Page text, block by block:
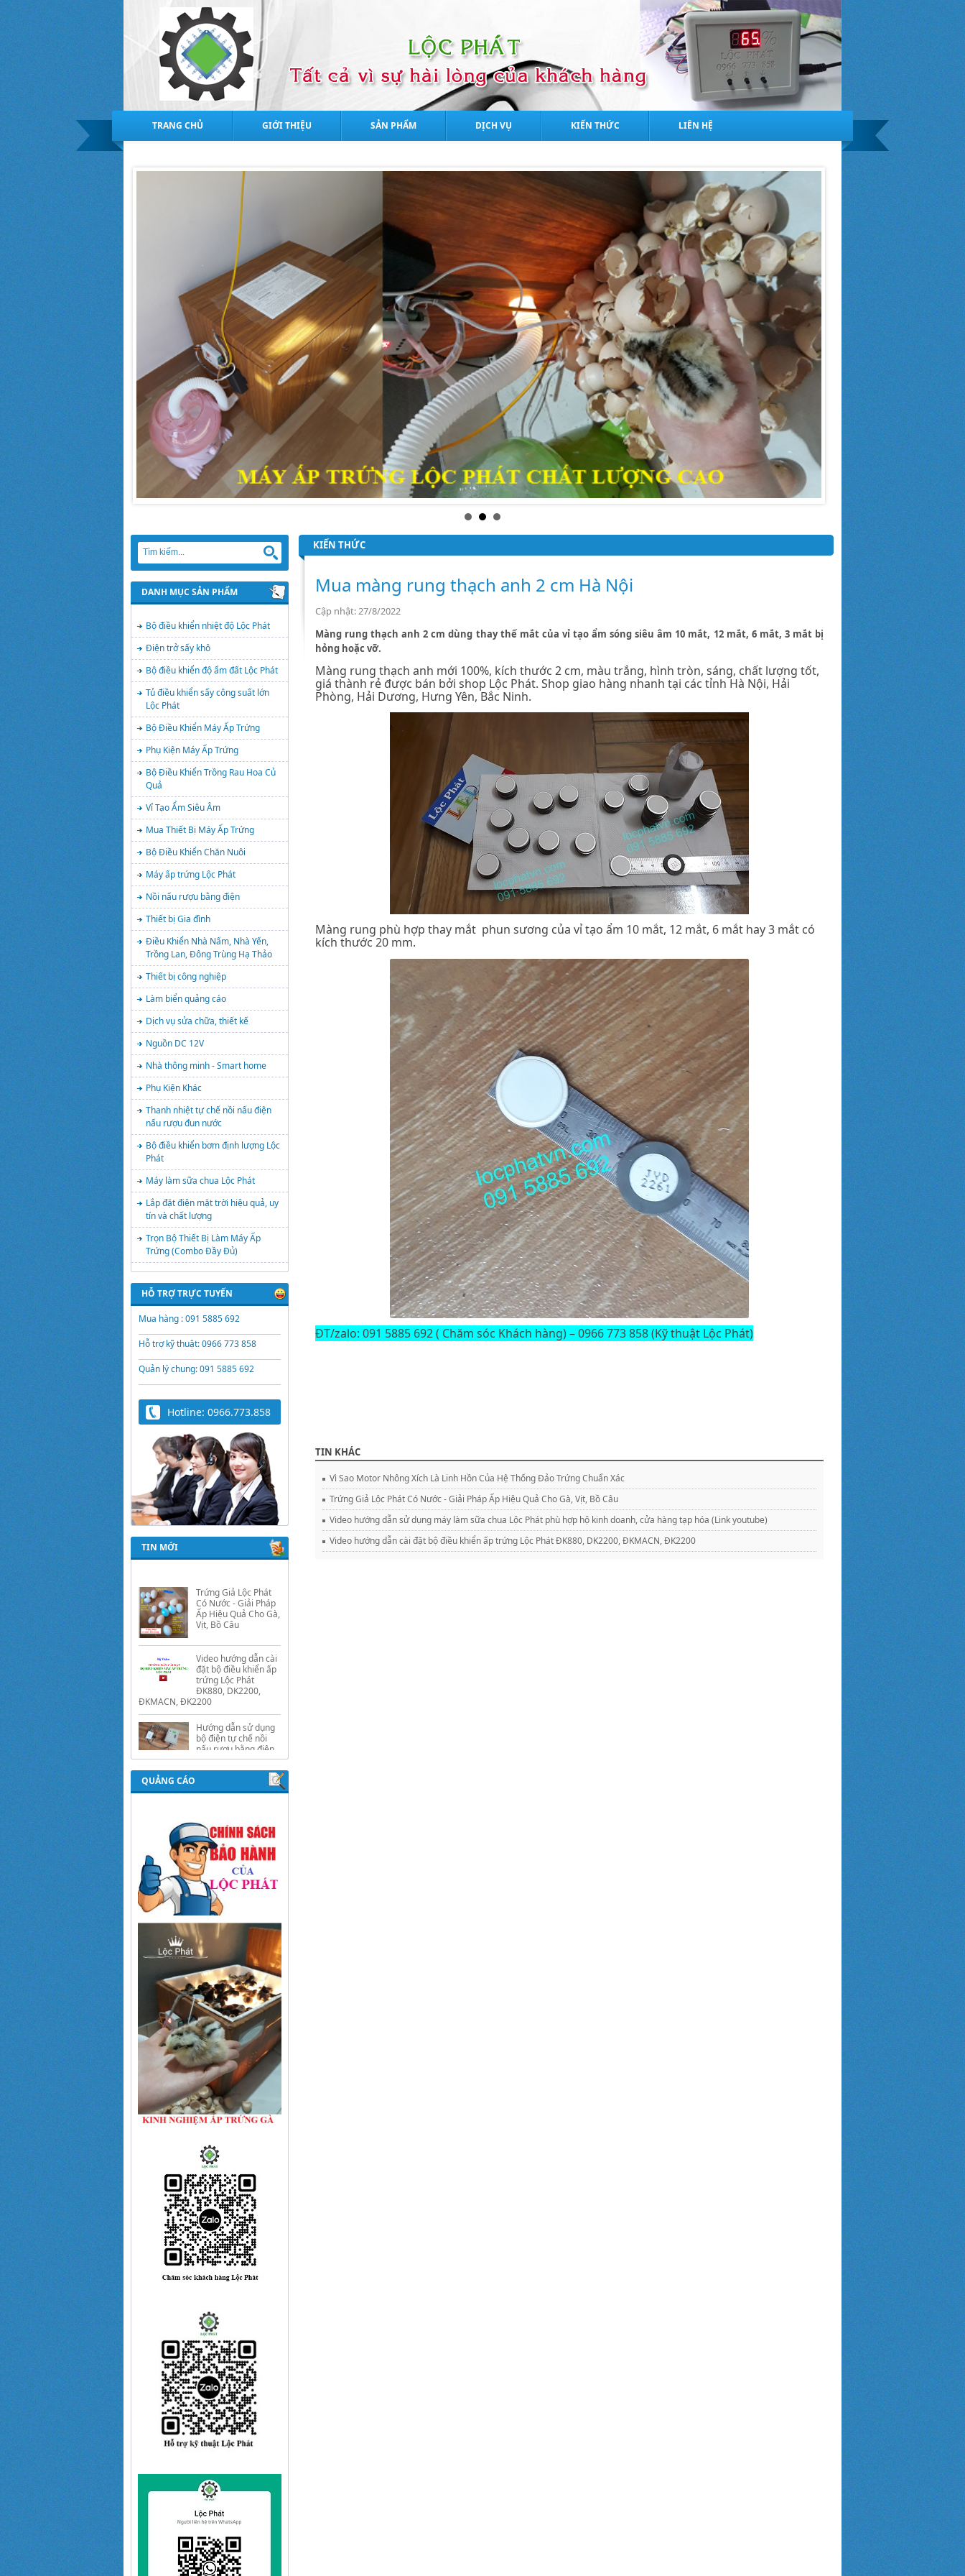
TRANG CHỦ GIỚI THIỆU SẢN PHẨM DỊCH VỤ KIẾN THỨC LIÊN HỆ
KIẾN THỨC
Mua màng rung thạch anh 2 cm Hà Nội
Cập nhật: 27/8/2022
Màng rung thạch anh 2 cm dùng thay thế mắt của vỉ tạo ẩm sóng siêu âm 10 mắt, 12 mắt, 6 mắt, 3 mắt bị
hỏng hoặc vỡ.
Màng rung thạch anh mới 100%, kích thước 2 cm, màu trắng, hình tròn, sáng, chất lượng tốt,
giá thành rẻ được bán bởi shop Lộc Phát. Shop giao hàng nhanh tại các tỉnh Hà Nội, Hải
Phòng, Hải Dương, Hưng Yên, Bắc Ninh.
Màng rung phù hợp thay mắt phun sương của vỉ tạo ẩm 10 mắt, 12 mắt, 6 mắt hay 3 mắt có
kích thước 20 mm.
ĐT/zalo: 091 5885 692 ( Chăm sóc Khách hàng) – 0966 773 858 (Kỹ thuật Lộc Phát)
TIN KHÁC
Vì Sao Motor Nhông Xích Là Linh Hồn Của Hệ Thống Đảo Trứng Chuẩn Xác
Trứng Giả Lộc Phát Có Nước - Giải Pháp Ấp Hiệu Quả Cho Gà, Vịt, Bồ Câu
Video hướng dẫn sử dụng máy làm sữa chua Lộc Phát phù hợp hộ kinh doanh, cửa hàng tạp hóa (Link youtube)
Video hướng dẫn cài đặt bộ điều khiển ấp trứng Lộc Phát ĐK880, DK2200, ĐKMACN, ĐK2200
DANH MỤC SẢN PHẨM
Bộ điều khiển nhiệt độ Lộc Phát
Điện trở sấy khô
Bộ điều khiển độ ẩm đất Lộc Phát
Tủ điều khiển sấy công suất lớn
Lộc Phát
Bộ Điều Khiển Máy Ấp Trứng
Phụ Kiện Máy Ấp Trứng
Bộ Điều Khiển Trồng Rau Hoa Củ
Quả
Vỉ Tạo Ẩm Siêu Âm
Mua Thiết Bị Máy Ấp Trứng
Bộ Điều Khiển Chăn Nuôi
Máy ấp trứng Lộc Phát
Nồi nấu rượu bằng điện
Thiết bị Gia đình
Điều Khiển Nhà Nấm, Nhà Yến,
Trồng Lan, Đông Trùng Hạ Thảo
Thiết bị công nghiệp
Làm biển quảng cáo
Dịch vụ sửa chữa, thiết kế
Nguồn DC 12V
Nhà thông minh - Smart home
Phụ Kiện Khác
Thanh nhiệt tự chế nồi nấu điện
nấu rượu đun nước
Bộ điều khiển bơm định lượng Lộc
Phát
Máy làm sữa chua Lộc Phát
Lắp đặt điện mặt trời hiệu quả, uy
tín và chất lượng
Trọn Bộ Thiết Bị Làm Máy Ấp
Trứng (Combo Đầy Đủ)
HỖ TRỢ TRỰC TUYẾN
Mua hàng : 091 5885 692
Hỗ trợ kỹ thuật: 0966 773 858
Quản lý chung: 091 5885 692
Hotline: 0966.773.858
TIN MỚI
Trứng Giả Lộc Phát
Vịt, Bồ Câu
Video hướng dẫn cài
ĐK880, DK2200,
ĐKMACN, ĐK2200
Hướng dẫn sử dụng
bộ điện tự chế nồi
nấu rượu bằng điện
tự động Lộc Phát
Hướng dẫn sử dụng
Lộc Phát
bộ điều khiển độ ẩm
gold, nhiệt độ và ánh
sáng tự động Lộc
Phát
QUẢNG CÁO